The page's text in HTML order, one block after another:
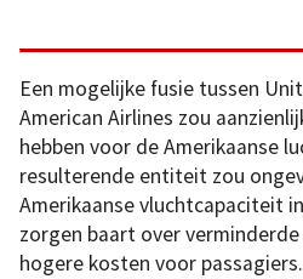
Een mogelijke fusie tussen
American Airlines zou
hebben voor de Amerikaanse
resulterende entiteit zou
Amerikaanse vluchtcapaciteit
zorgen baart over
hogere kosten voor passagiers.